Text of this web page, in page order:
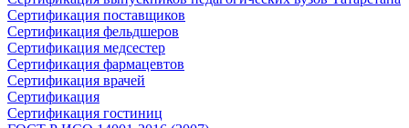
Сертификация поставщиков
Сертификация фельдшеров
Сертификация медсестер
Сертификация фармацевтов
Сертификация врачей
Сертификация
Сертификация гостиниц